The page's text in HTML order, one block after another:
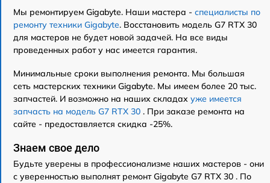
Мы ремонтируем Gigabyte. Наши мастера - специалисты по
ремонту техники Gigabyte. Восстановить модель G7 RTX 30
для мастеров не будет новой задачей. На все виды
проведенных работ у нас имеется гарантия.
Минимальные сроки выполнения ремонта. Мы большая
сеть мастерских техники Gigabyte. Мы имеем более 20 тыс.
запчастей. И возможно на наших складах уже имеется
запчасть на модель G7 RTX 30 . При заказе ремонта на
сайте - предоставляется скидка -25%.
Знаем свое дело
Будьте уверены в профессионализме наших мастеров - они
с уверенностью выполнят ремонт Gigabyte G7 RTX 30 . По